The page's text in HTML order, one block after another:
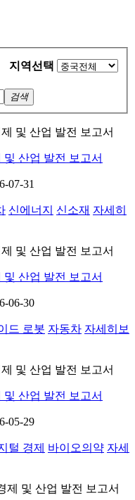
지역선택
검색
산업 발전 보고서
07-31
신에너지 신소재 자세히
산업 발전 보고서
06-30
드 로봇 자동차 자세히보
산업 발전 보고서
05-29
털 경제 바이오의약 자세